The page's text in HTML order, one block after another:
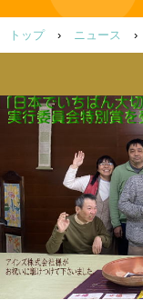
トップ › ニュース ›